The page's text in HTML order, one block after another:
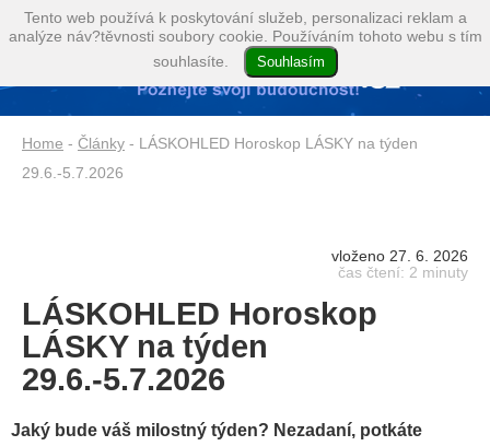
Home - Články - LÁSKOHLED Horoskop LÁSKY na týden
29.6.-5.7.2026
vloženo 27. 6. 2026
čas čtení: 2 minuty
LÁSKOHLED Horoskop
LÁSKY na týden
29.6.-5.7.2026
Jaký bude váš milostný týden? Nezadaní, potkáte
Tento web používá k poskytování služeb, personalizaci reklam a
analýze náv?těvnosti soubory cookie. Používáním tohoto webu s tím
souhlasíte.